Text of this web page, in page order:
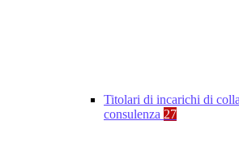
Titolari di incarichi di
consulenza 27